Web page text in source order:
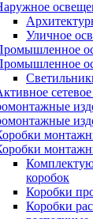
Уличное
коробок
Коробки
Коробки